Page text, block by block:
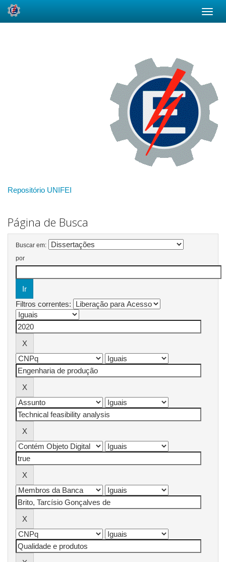
Repositório UNIFEI
Página de Busca
Buscar em:
por
Filtros correntes: